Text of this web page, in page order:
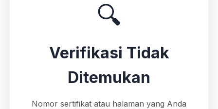
🔍
Verifikasi Tidak
Ditemukan
Nomor sertifikat atau halaman yang Anda